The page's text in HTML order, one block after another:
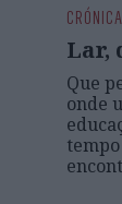
Lar,
Que
onde